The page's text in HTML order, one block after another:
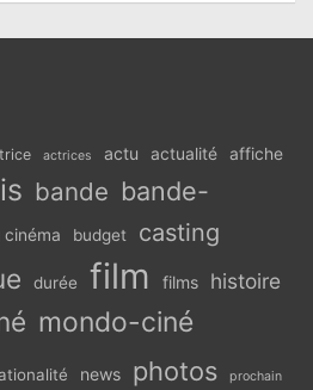
actrices actu actualité affiche
bande bande-
cinéma budget casting
durée film films histoire
mondo-ciné
news photos prochain